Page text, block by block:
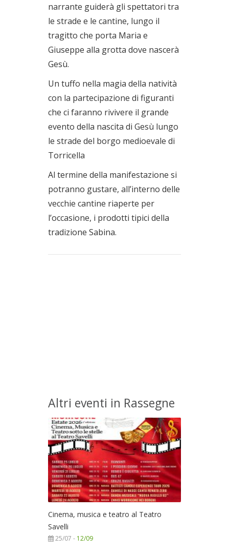
narrante guiderà gli spettatori tra
le strade e le cantine, lungo il
tragitto che porta Maria e
Giuseppe alla grotta dove nascerà
Gesù.
Un tuffo nella magia della natività
con la partecipazione di figuranti
che ci faranno rivivere il grande
evento della nascita di Gesù lungo
le strade del borgo medioevale di
Torricella
Al termine della manifestazione si
potranno gustare, all’interno delle
vecchie cantine riaperte per
l’occasione, i prodotti tipici della
tradizione Sabina.
Altri eventi in Rassegne
Cinema, musica e teatro al Teatro
Savelli
25/07 - 12/09